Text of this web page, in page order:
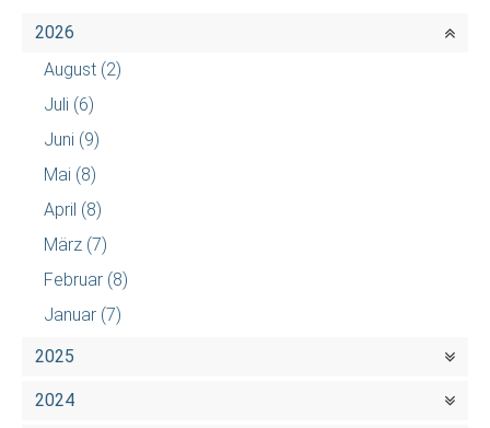
2026
August (2)
Juli (6)
Juni (9)
Mai (8)
April (8)
März (7)
Februar (8)
Januar (7)
2025
2024